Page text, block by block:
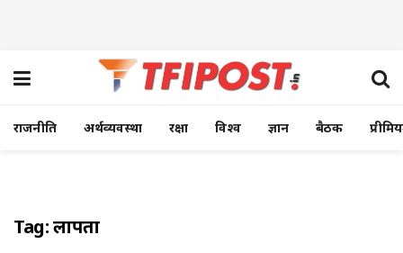
राजनीति अर्थव्यवस्था रक्षा विश्व ज्ञान बैठक
Tag:लापता